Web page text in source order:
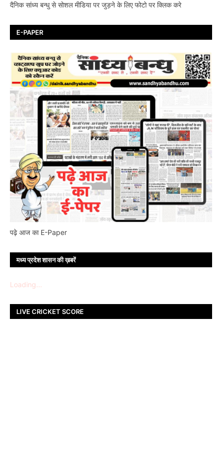
दैनिक सांध्य बन्धु से सोशल मीडिया पर जुड़ने के लिए फोटो पर क्लिक करे
E-PAPER
पढ़े आज का E-Paper
मध्य प्रदेश शासन की ख़बरें
Loading...
LIVE CRICKET SCORE